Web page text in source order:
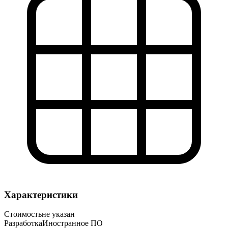
Характеристики
Стоимостьне указан
РазработкаИностранное ПО